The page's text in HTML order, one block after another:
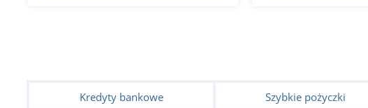
Kredyty bankowe Szybkie pożyczki